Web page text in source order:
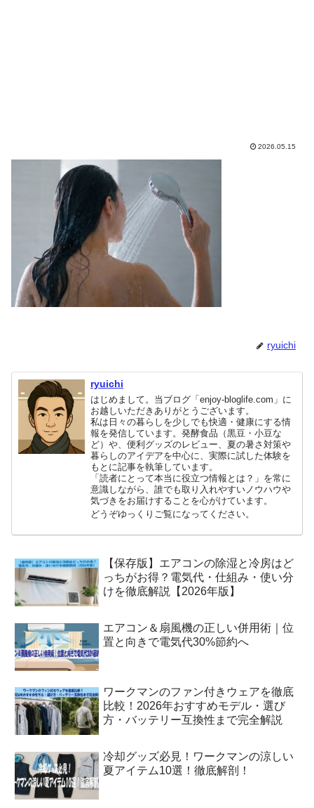
2026.05.15
ryuichi
ryuichi
はじめまして。当ブログ「enjoy-bloglife.com」に
お越しいただきありがとうございます。
私は日々の暮らしを少しでも快適・健康にする情
報を発信しています。発酵食品（黒豆・小豆な
ど）や、便利グッズのレビュー、夏の暑さ対策や
暮らしのアイデアを中心に、実際に試した体験を
もとに記事を執筆しています。
「読者にとって本当に役立つ情報とは？」を常に
意識しながら、誰でも取り入れやすいノウハウや
気づきをお届けすることを心がけています。
どうぞゆっくりご覧になってください。
【保存版】エアコンの除湿と冷房はど
っちがお得？電気代・仕組み・使い分
けを徹底解説【2026年版】
エアコン＆扇風機の正しい併用術｜位
置と向きで電気代30%節約へ
ワークマンのファン付きウェアを徹底
比較！2026年おすすめモデル・選び
方・バッテリー互換性まで完全解説
冷却グッズ必見！ワークマンの涼しい
夏アイテム10選！徹底解剖！